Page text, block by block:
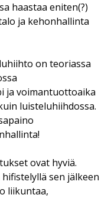
haastaa eniten(?)
ja kehonhallinta
on teoriassa
ja voimantuottoaika
luisteluhiihdossa.
ovat hyviä.
sen jälkeen
liikuntaa,